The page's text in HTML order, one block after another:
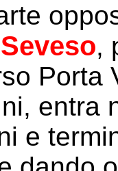
Seveso,
Porta
entra
e